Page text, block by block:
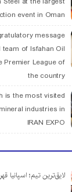
event in Oman
message
team of Isfahan Oil
Premier League of
the country
is the most visited
industries in
IRAN EXPO
لایق‌ترین تیم؛ اسپانیا